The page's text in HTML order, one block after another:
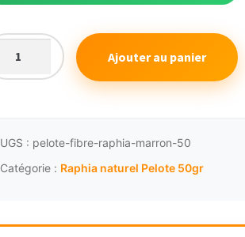
quantité
de
fibres
végétales
Ajouter au panier
UGS : pelote-fibre-raphia-marron-50
Catégorie : Raphia naturel Pelote 50gr